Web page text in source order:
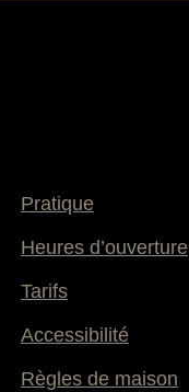
Pratique
Heures d’ouverture
Tarifs
Accessibilité
Règles de maison